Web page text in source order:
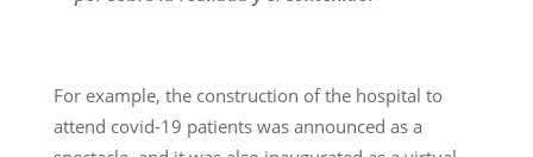
For example, the construction of the hospital to
attend covid-19 patients was announced as a